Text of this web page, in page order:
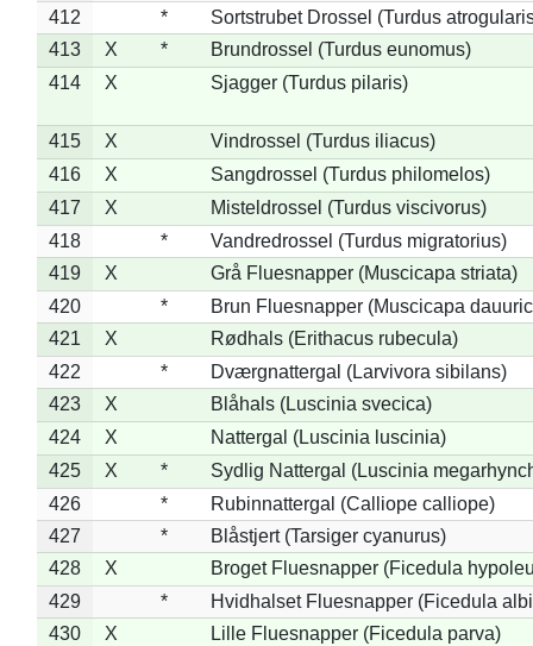
412
*
Sortstrubet Drossel (Turdus
413
X *
Brundrossel (Turdus eunomus)
414
X Sjagger (Turdus pilaris)
415 X
Vindrossel (Turdus iliacus)
416
X
Sangdrossel (Turdus philomelos)
417
X
Misteldrossel (Turdus viscivorus)
418
*
Vandredrossel (Turdus migratorius)
419
X
Grå Fluesnapper (Muscicapa striata)
420
*
Brun Fluesnapper (Muscicapa
421
X
Rødhals (Erithacus rubecula)
422
*
Dværgnattergal (Larvivora sibilans)
423
X
Blåhals (Luscinia svecica)
424
X
Nattergal (Luscinia luscinia)
425
X *
Sydlig Nattergal (Luscinia
426
*
Rubinnattergal (Calliope calliope)
427
*
Blåstjert (Tarsiger cyanurus)
428
X
Broget Fluesnapper (Ficedula
429
*
Hvidhalset Fluesnapper (Ficedula
430
X
Lille Fluesnapper (Ficedula parva)